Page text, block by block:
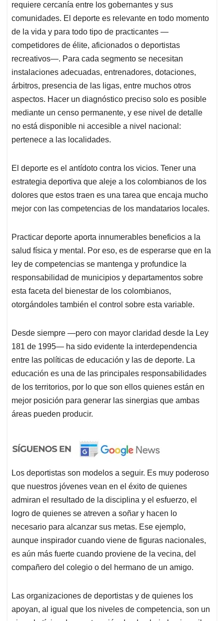
requiere cercanía entre los gobernantes y sus
comunidades. El deporte es relevante en todo momento
de la vida y para todo tipo de practicantes —
competidores de élite, aficionados o deportistas
recreativos—. Para cada segmento se necesitan
instalaciones adecuadas, entrenadores, dotaciones,
árbitros, presencia de las ligas, entre muchos otros
aspectos. Hacer un diagnóstico preciso solo es posible
mediante un censo permanente, y ese nivel de detalle
no está disponible ni accesible a nivel nacional:
pertenece a las localidades.
El deporte es el antídoto contra los vicios. Tener una
estrategia deportiva que aleje a los colombianos de los
dolores que estos traen es una tarea que encaja mucho
mejor con las competencias de los mandatarios locales.
Practicar deporte aporta innumerables beneficios a la
salud física y mental. Por eso, es de esperarse que en la
ley de competencias se mantenga y profundice la
responsabilidad de municipios y departamentos sobre
esta faceta del bienestar de los colombianos,
otorgándoles también el control sobre esta variable.
Desde siempre —pero con mayor claridad desde la Ley
181 de 1995— ha sido evidente la interdependencia
entre las políticas de educación y las de deporte. La
educación es una de las principales responsabilidades
de los territorios, por lo que son ellos quienes están en
mejor posición para generar las sinergias que ambas
áreas pueden producir.
Los deportistas son modelos a seguir. Es muy poderoso
que nuestros jóvenes vean en el éxito de quienes
admiran el resultado de la disciplina y el esfuerzo, el
logro de quienes se atreven a soñar y hacen lo
necesario para alcanzar sus metas. Ese ejemplo,
aunque inspirador cuando viene de figuras nacionales,
es aún más fuerte cuando proviene de la vecina, del
compañero del colegio o del hermano de un amigo.
Las organizaciones de deportistas y de quienes los
apoyan, al igual que los niveles de competencia, son un